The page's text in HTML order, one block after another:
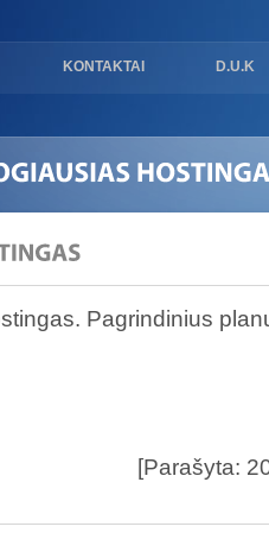
KONTAKTAI D.U.K
Pagrindinius
[Parašyta: